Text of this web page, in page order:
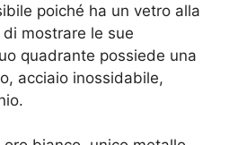
poiché ha un vetro alla
mostrare le sue
quadrante possiede una
acciaio inossidabile,